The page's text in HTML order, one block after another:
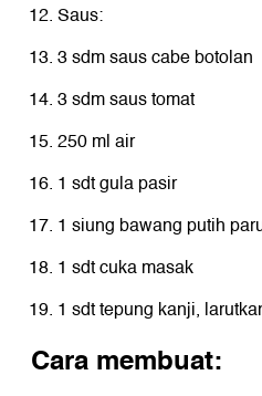
Saus:
3 sdm saus cabe botolan
3 sdm saus tomat
250 ml air
1 sdt gula pasir
1 siung bawang putih
1 sdt cuka masak
1 sdt tepung kanji,
Cara membuat: